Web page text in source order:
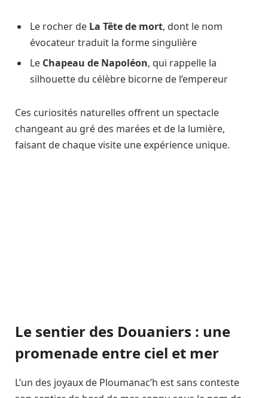
Le rocher de La Tête de mort, dont le nom
évocateur traduit la forme singulière
Le Chapeau de Napoléon, qui rappelle la
silhouette du célèbre bicorne de l’empereur
Ces curiosités naturelles offrent un spectacle
changeant au gré des marées et de la lumière,
faisant de chaque visite une expérience unique.
Le sentier des Douaniers : une
promenade entre ciel et mer
L’un des joyaux de Ploumanac’h est sans conteste